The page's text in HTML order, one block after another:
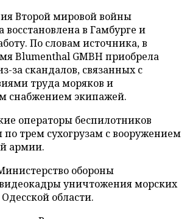
Второй мировой войны
в Гамбурге и
По словам источника, в
Blumenthal GMBH приобрела
за скандалов, связанных с
труда моряков и
снабжением экипажей.
операторы беспилотников
по трем сухогрузам с вооружением
армии.
обороны
уничтожения морских
области.